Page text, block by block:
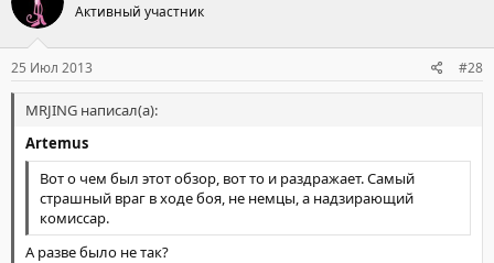
Активный участник
25 Июл 2013 #28
MRJING написал(а):
Artemus
Вот о чем был этот обзор, вот то и раздражает. Самый
страшный враг в ходе боя, не немцы, а надзирающий
комиссар.
А разве было не так?